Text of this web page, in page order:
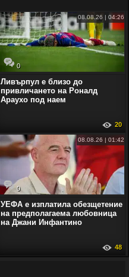
0
08.08.26 | 04:26
Ливърпул е близо до
привличането на Роналд
Араухо под наем
20
0
08.08.26 | 01:42
УЕФА е изплатила обезщетение
на предполагаема любовница
на Джани Инфантино
48